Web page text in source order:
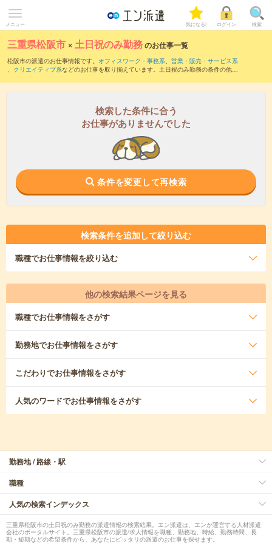
メニュー 気になる! ログイン 検索
三重県松阪市 ×土日祝のみ勤務のお仕事一覧
松阪市の派遣のお仕事情報です。 オフィスワーク・事務系、 営業・販売・サービス系
、 クリエイティブ系などのお仕事を取り揃えています。土日祝のみ勤務の条件の他
検索した条件に合う
お仕事がありませんでした
条件を変更して再検索
検索条件を追加して絞り込む
職種でお仕事情報を絞り込む
他の検索結果ページを見る
職種でお仕事情報をさがす
勤務地でお仕事情報をさがす
こだわりでお仕事情報をさがす
人気のワードでお仕事情報をさがす
勤務地 / 路線・駅
職種
人気の検索インデックス
三重県松阪市の土日祝のみ勤務の派遣情報の検索結果。エン派遣は、エンが運営する人材派遣
会社のポータルサイト。三重県松阪市の派遣/求人情報を職種、勤務地、時給、勤務時間、長
期・短期などの希望条件から、あなたにピッタリの派遣のお仕事を探せます。